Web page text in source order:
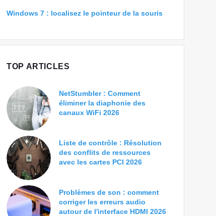
Windows 7 : localisez le pointeur de la souris
TOP ARTICLES
NetStumbler : Comment
éliminer la diaphonie des
canaux WiFi 2026
Liste de contrôle : Résolution
des conflits de ressources
avec les cartes PCI 2026
Problèmes de son : comment
corriger les erreurs audio
autour de l'interface HDMI 2026